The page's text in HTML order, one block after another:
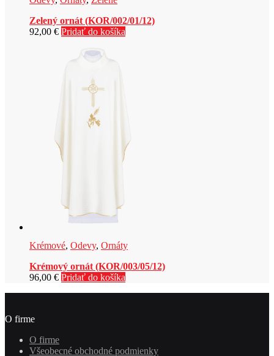
Zelený ornát (KOR/002/01/12)
92,00 € Pridať do košíka
Krémové, Odevy, Ornáty
Krémový ornát (KOR/003/05/12)
96,00 € Pridať do košíka
O firme
O firme
Všeobecné obchodné podmienky